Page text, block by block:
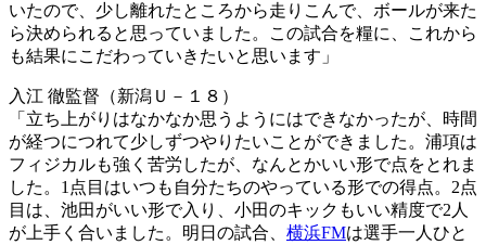
いたので、少し離れたところから走りこんで、ボールが来た
ら決められると思っていました。この試合を糧に、これから
も結果にこだわっていきたいと思います」
入江 徹監督（新潟Ｕ－１８）
「立ち上がりはなかなか思うようにはできなかったが、時間
が経つにつれて少しずつやりたいことができました。浦項は
フィジカルも強く苦労したが、なんとかいい形で点をとれま
した。1点目はいつも自分たちのやっている形での得点。2点
目は、池田がいい形で入り、小田のキックもいい精度で2人
が上手く合いました。明日の試合、 横浜FMは選手一人ひと